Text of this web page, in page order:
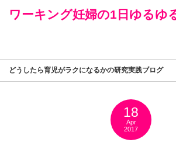
ワーキング妊婦の1日ゆるゆ
どうしたら育児がラクになるかの研究実践ブログ
18
Apr
2017